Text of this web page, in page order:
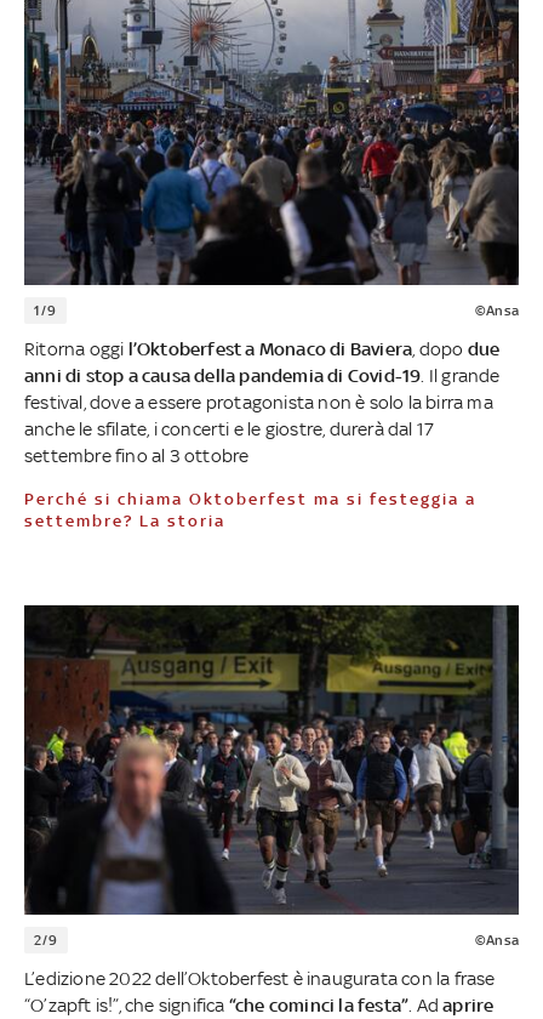
1/9 ©Ansa
Ritorna oggi l’Oktoberfest a Monaco di Baviera , dopo due
anni di stop a causa della pandemia di Covid-19 . Il grande
festival, dove a essere protagonista non è solo la birra ma
anche le sfilate, i concerti e le giostre, durerà dal 17
settembre fino al 3 ottobre
Perché si chiama Oktoberfest ma si festeggia a
settembre? La storia
2/9 ©Ansa
L’edizione 2022 dell’Oktoberfest è inaugurata con la frase
“O’zapft is!”, che significa “che cominci la festa” . Adaprire